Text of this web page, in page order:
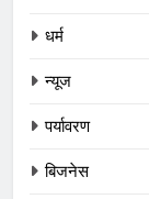
धर्म
न्यूज
पर्यावरण
बिजनेस